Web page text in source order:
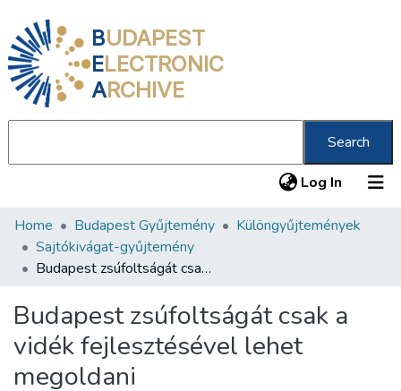
BUDAPEST
ELECTRONIC
ARCHIVE
Search
Log In (current)
Communities & Collections
All of DSpace
About us
Home Budapest Gyűjtemény
Különgyűjtemények
Sajtókivágat-gyűjtemény
Budapest zsúfoltságát csak a vidék fejlesztésével lehet megoldani
Budapest zsúfoltságát csak a
vidék fejlesztésével lehet
megoldani